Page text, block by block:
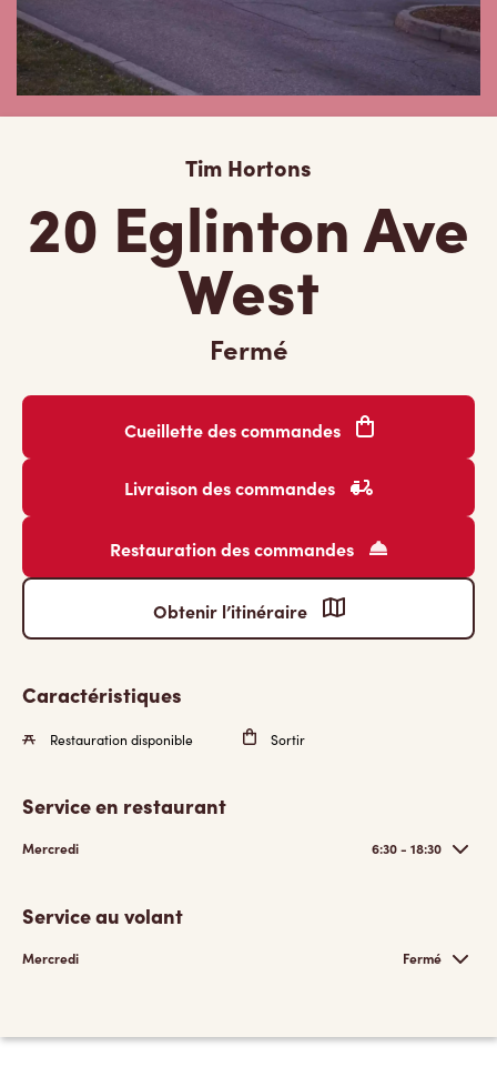
Tim Hortons
20 Eglinton Ave
West
Fermé
Cueillette des commandes
Livraison des commandes
Restauration des commandes
Obtenir l’itinéraire
Caractéristiques
Restauration disponible Sortir
Service en restaurant
Mercredi 6:30 - 18:30
Service au volant
Mercredi Fermé